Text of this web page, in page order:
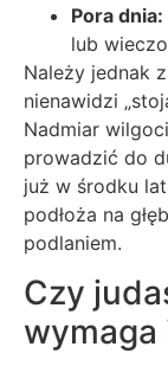
Pora dnia:
lub
Należy jednak
nienawidzi
Nadmiar
prowadzić do
już w środku
podłoża na
podlaniem.
Czy
wymaga